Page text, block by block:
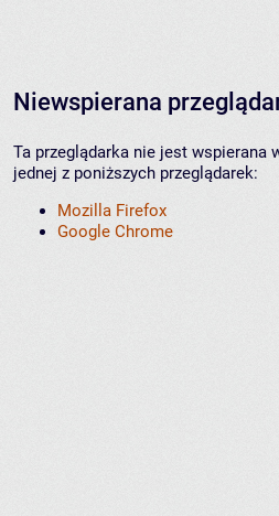
Niewspierana
Ta przeglądarka nie jest wspierana
jednej z poniższych przeglądarek:
Mozilla Firefox
Google Chrome